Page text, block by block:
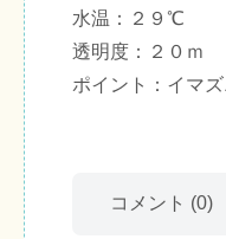
水温：２９℃
透明度：２０ｍ
ポイント：イマ
コメント (0)